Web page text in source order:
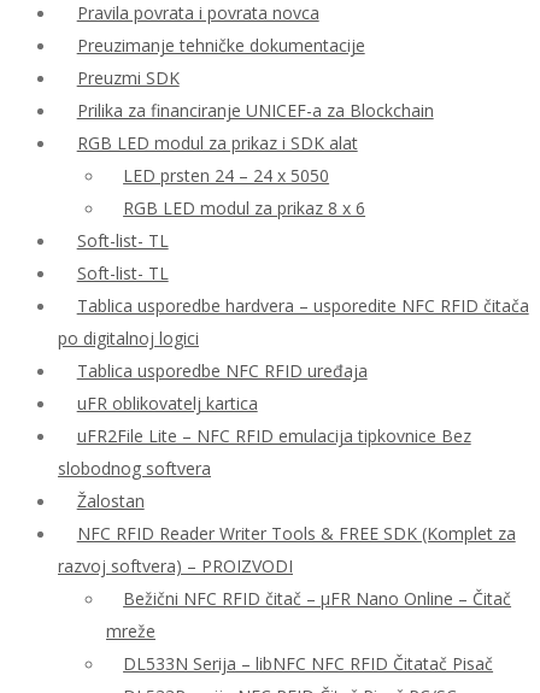
Pravila povrata i povrata novca
Preuzimanje tehničke dokumentacije
Preuzmi SDK
Prilika za financiranje UNICEF-a za Blockchain
RGB LED modul za prikaz i SDK alat
LED prsten 24 – 24 x 5050
RGB LED modul za prikaz 8 x 6
Soft-list- TL
Soft-list- TL
Tablica usporedbe hardvera – usporedite NFC RFID čitača
po digitalnoj logici
Tablica usporedbe NFC RFID uređaja
uFR oblikovatelj kartica
uFR2File Lite – NFC RFID emulacija tipkovnice Bez
slobodnog softvera
Žalostan
NFC RFID Reader Writer Tools & FREE SDK (Komplet za
razvoj softvera) – PROIZVODI
Bežični NFC RFID čitač – μFR Nano Online – Čitač
mreže
DL533N Serija – libNFC NFC RFID Čitatač Pisač